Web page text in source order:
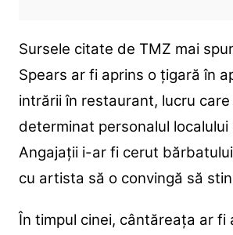
Sursele citate de TMZ mai
Spears ar fi aprins o țigară în
intrării în restaurant, lucru
determinat personalul localului
Angajații i-ar fi cerut
cu artista să o convingă să
În timpul cinei, cântăreața ar fi